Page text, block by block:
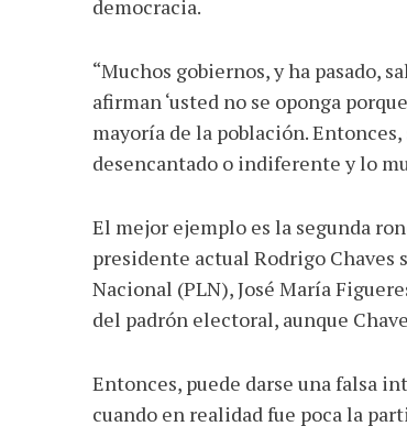
democracia.
“Muchos gobiernos, y ha pasado,
afirman ‘usted no se oponga
mayoría de la población.
desencantado o indiferente y lo
El mejor ejemplo es la segunda
presidente actual Rodrigo
Nacional (PLN), José María
del padrón electoral, aunque
Entonces, puede darse una falsa
cuando en realidad fue poca la